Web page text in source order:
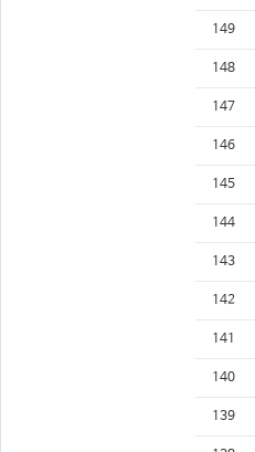
149
148
147
146
145
144
143
142
141
140
139